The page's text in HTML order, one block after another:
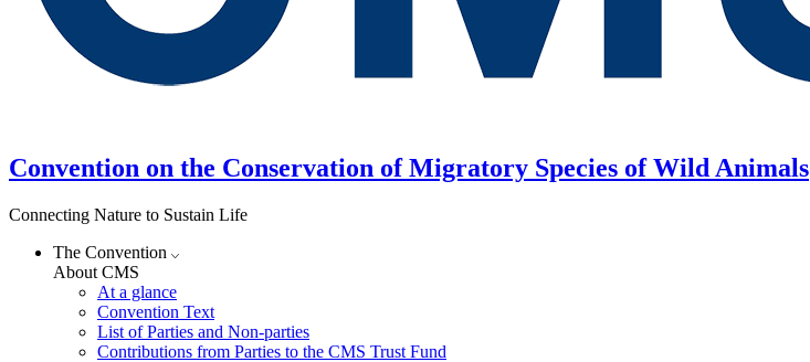
Convention on the Conservation of Migratory Species of Wild Animals
Connecting Nature to Sustain Life
The Convention
About CMS
At a glance
Convention Text
List of Parties and Non-parties
Contributions from Parties to the CMS Trust Fund